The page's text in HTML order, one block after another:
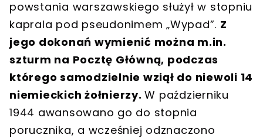
powstania warszawskiego służył w stopniu
kaprala pod pseudonimem „Wypad”. Z
jego dokonań wymienić można m.in.
szturm na Pocztę Główną, podczas
którego samodzielnie wziął do niewoli 14
niemieckich żołnierzy.W październiku
1944 awansowano go do stopnia
porucznika, a wcześniej odznaczono